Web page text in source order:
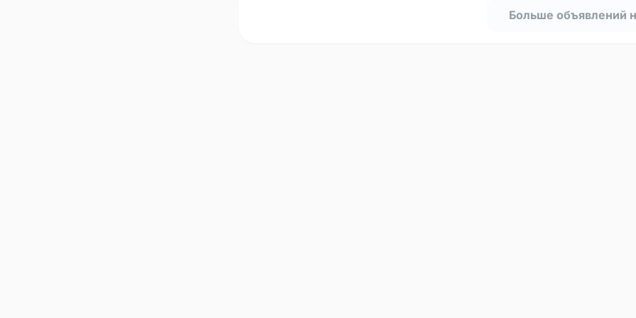
Больше объявлений